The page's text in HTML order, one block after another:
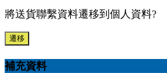
將送貨聯繫資料遷移到個人資料?
遷移
補充資料